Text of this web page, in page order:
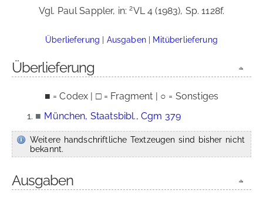
Vgl. Paul Sappler, in:2VL 4 (1983), Sp. 1128f.
Überlieferung | Ausgaben| Mitüberlieferung
Überlieferung
■ = Codex | □ = Fragment | ○ = Sonstiges
■ München, Staatsbibl., Cgm 379
Weitere handschriftliche Textzeugen sind bisher nicht
bekannt.
Ausgaben